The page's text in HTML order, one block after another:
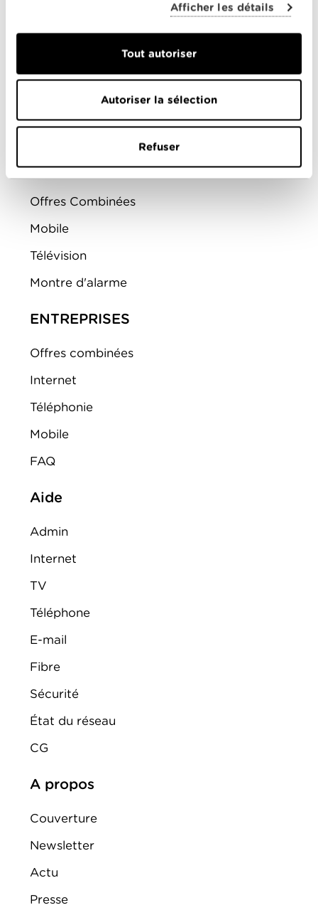
Afficher les détails
Tout autoriser
Autoriser la sélection
Refuser
Prévoyez un changement d’appareil si ce
au 021 315 88 88 ou dans l’un de nos Espaces
PARTICULIERS
Offres Combinées
Mobile
Télévision
Montre d'alarme
ENTREPRISES
Offres combinées
Internet
Téléphonie
Mobile
FAQ
Aide
Admin
Internet
TV
Téléphone
E-mail
Fibre
Sécurité
État du réseau
CG
A propos
Couverture
Newsletter
Actu
Presse